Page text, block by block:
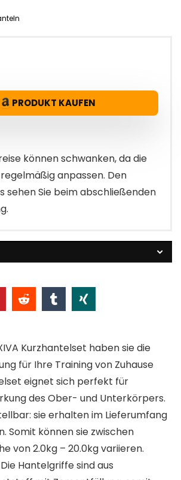
PRODUKT KAUFEN
können schwanken, da die
anpassen. Den
sehen Sie beim abschließenden
Kurzhantelset haben sie die
für Ihre Training von Zuhause
eignet sich perfekt für
des Ober- und Unterkörpers.
sie erhalten im Lieferumfang
Somit können sie zwischen
von 2.0kg – 20.0kg variieren.
Hantelgriffe sind aus